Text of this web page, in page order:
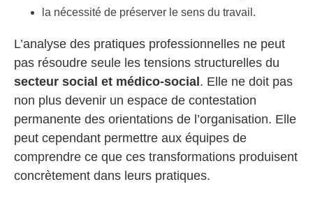
la nécessité de préserver le sens du travail.
L’analyse des pratiques professionnelles ne peut
pas résoudre seule les tensions structurelles du
secteur social et médico-social . Elle ne doit pas
non plus devenir un espace de contestation
permanente des orientations de l’organisation. Elle
peut cependant permettre aux équipes de
comprendre ce que ces transformations produisent
concrètement dans leurs pratiques.